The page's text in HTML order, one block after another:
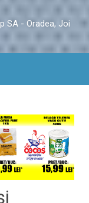
SA - Oradea, Joi